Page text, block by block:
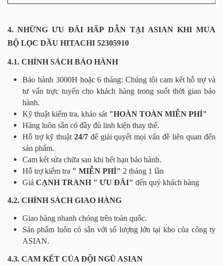
4. NHỮNG ƯU ĐÃI HẤP DẪN TẠI ASIAN KHI MUA
BỘ LỌC DẦU HITACHI 52305910
4.1. CHÍNH SÁCH BẢO HÀNH
Bảo hành 3000H hoặc 6 tháng: Chúng tôi cam kết hỗ trợ và
tư vấn trực tuyến cho khách hàng trong suốt thời gian bảo
hành.
Kỹ thuật kiểm tra, khảo sát "HOÀN TOÀN MIỄN PHÍ"
Hàng luôn sẵn có đầy đủ linh kiện thay thế.
Hỗ trợ kỹ thuật 24/7 để giải quyết mọi vấn đề liên quan đến
sản phẩm.
Cam kết sửa chữa sau khi hết hạn bảo hành.
Hỗ trợ kiểm tra " MIỄN PHÍ" 2 tháng 1 lần
Giá CẠNH TRANH " ƯU ĐÃI" đến quý khách hàng
4.2. CHÍNH SÁCH GIAO HÀNG
Giao hàng nhanh chóng trên toàn quốc.
Sản phẩm luôn có sẵn với số lượng lớn tại kho của công ty
ASIAN.
4.3. CAM KẾT CỦA ĐỘI NGŨ ASIAN